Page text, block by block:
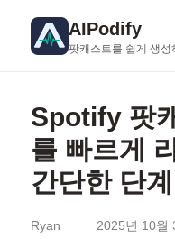
AIPodify
팟캐스트를 쉽게 생성
Spotify 팟
를 빠르게
간단한 단
Ryan 2025년 10월